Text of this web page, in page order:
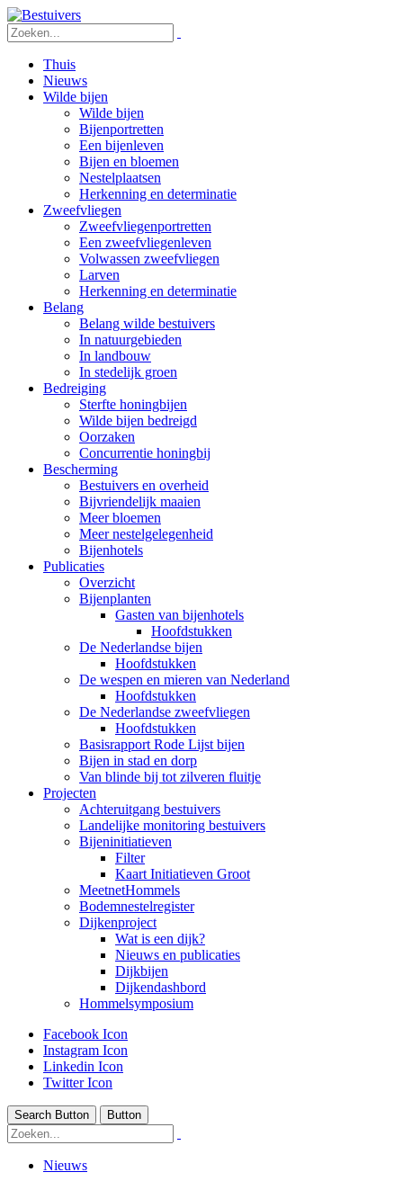
Thuis
Nieuws
Wilde bijen
Wilde bijen
Bijenportretten
Een bijenleven
Bijen en bloemen
Nestelplaatsen
Herkenning en determinatie
Zweefvliegen
Zweefvliegenportretten
Een zweefvliegenleven
Volwassen zweefvliegen
Larven
Herkenning en determinatie
Belang
Belang wilde bestuivers
In natuurgebieden
In landbouw
In stedelijk groen
Bedreiging
Sterfte honingbijen
Wilde bijen bedreigd
Oorzaken
Concurrentie honingbij
Bescherming
Bestuivers en overheid
Bijvriendelijk maaien
Meer bloemen
Meer nestelgelegenheid
Bijenhotels
Publicaties
Overzicht
Bijenplanten
Gasten van bijenhotels
Hoofdstukken
De Nederlandse bijen
Hoofdstukken
De wespen en mieren van Nederland
Hoofdstukken
De Nederlandse zweefvliegen
Hoofdstukken
Basisrapport Rode Lijst bijen
Bijen in stad en dorp
Van blinde bij tot zilveren fluitje
Projecten
Achteruitgang bestuivers
Landelijke monitoring bestuivers
Bijeninitiatieven
Filter
Kaart Initiatieven Groot
MeetnetHommels
Bodemnestelregister
Dijkenproject
Wat is een dijk?
Nieuws en publicaties
Dijkbijen
Dijkendashbord
Hommelsymposium
Facebook Icon
Instagram Icon
Linkedin Icon
Twitter Icon
Search Button Button
Nieuws